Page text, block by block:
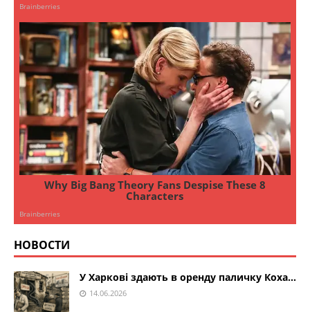
НОВОСТИ
У Харкові здають в оренду паличку Коха…
14.06.2026